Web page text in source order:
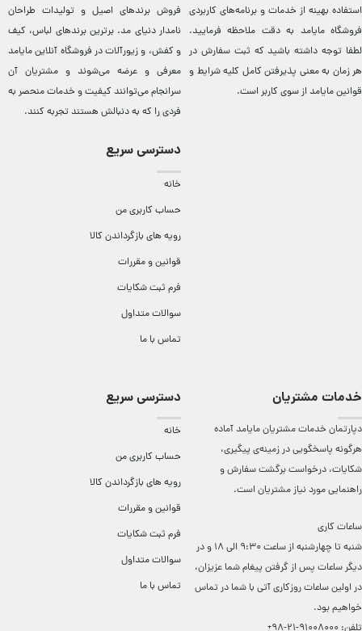
استفاده بهینه از خدمات و برنامه‌‏های کاربردی
فروشگاه مایامد به دقت ملاحظه فرمایید.
لطفا توجه داشته باشید که ثبت سفارش در
هر زمان به معنی پذیرفتن کامل کلیهشرایط و
قوانین مایامداز سوی کاربر است.
فروش برندهای اصيل و توليدات طراحان
نامدار دنيای مد. برترين‌ برندهای لباس، کيف
و کفش، و زيورآلات در فروشگاه آنلاين مایامد
معرفی و عرضه می‌شوند و مشتريان آن
سرانجام می‌توانند کيفيت و خدمات منحصر به
فردی را که به دنبالش هستند تجربه کنند.
دسترسی سریع
خانه
حساب کاربری من
رویه های بازگرداندن کالا
قوانین و مقررات
فرم ثبت شکایات
سوالات متداول
تماس با ما
خدمات مشتریان
دپارتمان خدمات مشتریان مایامد آماده
هرگونه پاسخگویی در زمینه‌ی پیگیری،
شکایات، درخواست برگشت سفارش و
راهنمایی مورد نیاز مشتریان است.
ساعات کاری
شنبه تا چهارشنبه از ساعت 9:30 الی 18 و در
دیگر ساعات ‌پس از گرفتن پیغام شما عزیزان،
در اولین ساعات روزکاری آتی با شما در تماس
خواهیم بود.
دسترسی سریع
خانه
حساب کاربری من
رویه های بازگرداندن کالا
قوانین و مقررات
فرم ثبت شکایات
سوالات متداول
تماس با ما